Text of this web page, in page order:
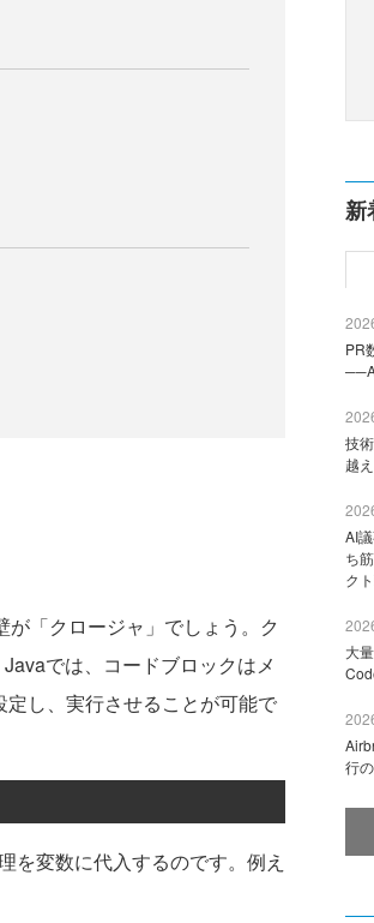
「クロージャ」でしょう。ク
では、コードブロックはメ
し、実行させることが可能で
を変数に代入するのです。例え
新
PR
技
越
AI
ち
ク
大
行